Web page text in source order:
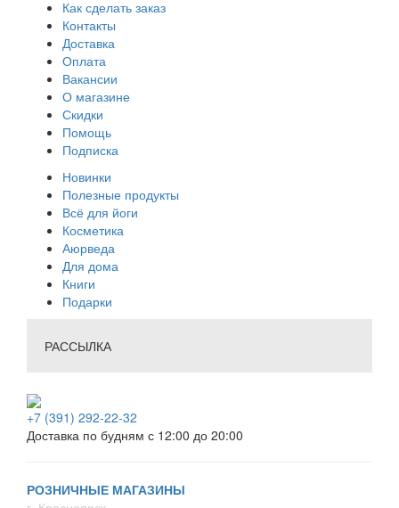
Как сделать заказ
Контакты
Доставка
Оплата
Вакансии
О магазине
Скидки
Помощь
Подписка
Новинки
Полезные продукты
Всё для йоги
Косметика
Аюрведа
Для дома
Книги
Подарки
РАССЫЛКА
+7 (391) 292-22-32
Доставка по будням с 12:00 до 20:00
РОЗНИЧНЫЕ МАГАЗИНЫ